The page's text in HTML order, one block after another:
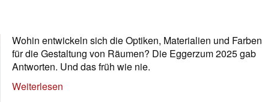
Wohin entwickeln sich die Optiken, Materialien und Farben
für die Gestaltung von Räumen? Die Eggerzum 2025 gab
Antworten. Und das früh wie nie.
Weiterlesen